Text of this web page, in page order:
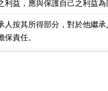
利益，應與保護自己之利益
人按其所得部分，對於他繼
保責任。